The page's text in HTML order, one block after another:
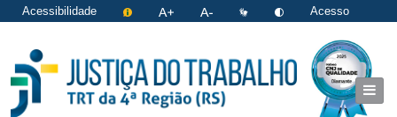
Acessibilidade
Acesso